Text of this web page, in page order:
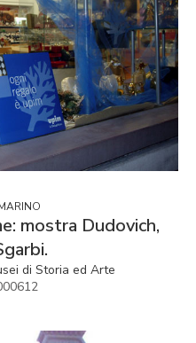
mostra Dudovich,
di Storia ed Arte